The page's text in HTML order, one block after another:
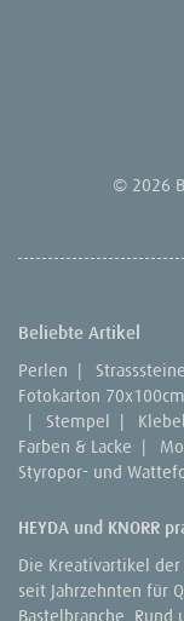
© 2026
Beliebte Artikel
Perlen | Strasssteine
Fotokarton 70x100cm
|
Stempel |
Farben & Lacke |
Styropor- und
HEYDA und KNORR
Die Kreativartikel der
seit Jahrzehnten für
Bastelbranche.